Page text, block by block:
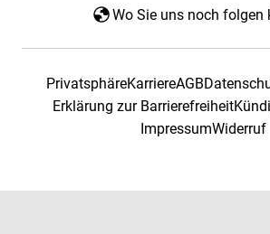
Wo Sie uns noch folgen
PrivatsphäreKarriereAGB
Erklärung zur Barrierefreiheit
ImpressumWiderruf